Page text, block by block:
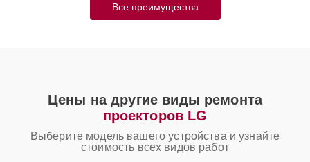
Все преимущества
Цены на другие виды ремонта
проекторов LG
Выберите модель вашего устройства и узнайте
стоимость всех видов работ